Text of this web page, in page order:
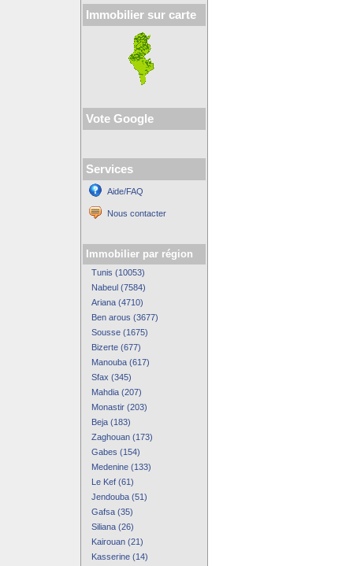
Immobilier sur carte
Vote Google
Services
Aide/FAQ
Nous contacter
Immobilier par région
Tunis (10053)
Nabeul (7584)
Ariana (4710)
Ben arous (3677)
Sousse (1675)
Bizerte (677)
Manouba (617)
Sfax (345)
Mahdia (207)
Monastir (203)
Beja (183)
Zaghouan (173)
Gabes (154)
Medenine (133)
Le Kef (61)
Jendouba (51)
Gafsa (35)
Siliana (26)
Kairouan (21)
Kasserine (14)